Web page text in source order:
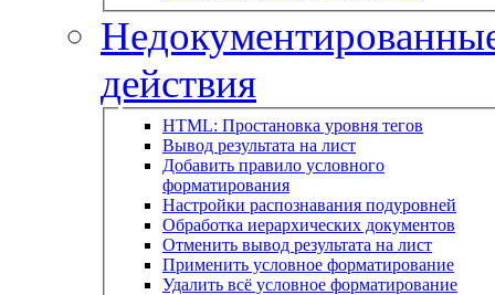
действия
HTML: Простановка уровня тегов
Вывод результата на лист
Добавить правило условного
форматирования
Настройки распознавания подуровней
Обработка иерархических документов
Отменить вывод результата на лист
Применить условное форматирование
Удалить всё условное форматирование